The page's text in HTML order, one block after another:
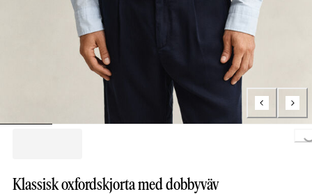
Klassisk oxfordskjorta med dobbyväv